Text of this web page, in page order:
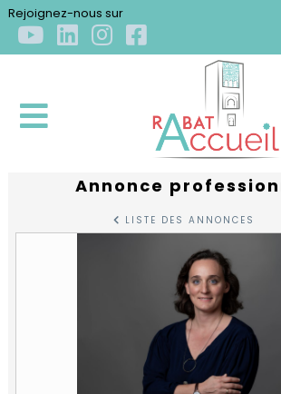
Rejoignez-nous sur
×
Annonce
LISTE DES ANNONCES